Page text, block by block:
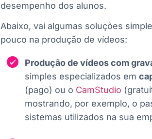
desempenho dos alunos.
Abaixo, vai algumas soluções
pouco na produção de vídeos:
Produção de vídeos com
simples especializados em
(pago) ou o CamStudio
mostrando, por exemplo, o
sistemas utilizados na sua